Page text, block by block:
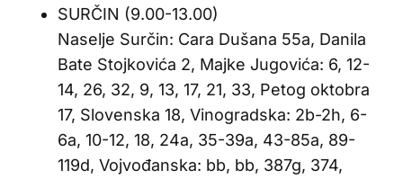
SURČIN (9.00-13.00)
Naselje Surčin: Cara Dušana 55a, Danila
Bate Stojkovića 2, Majke Jugovića: 6, 12-
14, 26, 32, 9, 13, 17, 21, 33, Petog oktobra
17, Slovenska 18, Vinogradska: 2b-2h, 6-
6a, 10-12, 18, 24a, 35-39a, 43-85a, 89-
119d, Vojvođanska: bb, bb, 387g, 374,